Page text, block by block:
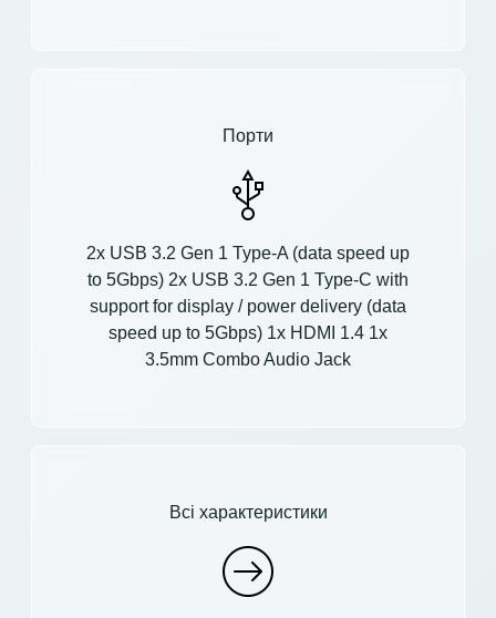
Порти
2x USB 3.2 Gen 1 Type-A (data speed up
to 5Gbps) 2x USB 3.2 Gen 1 Type-C with
support for display / power delivery (data
speed up to 5Gbps) 1x HDMI 1.4 1x
3.5mm Combo Audio Jack
Всі характеристики